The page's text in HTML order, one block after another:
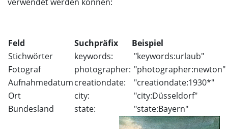
Feld Suchpräfix
Beispiel
Stichwörter
keywords:
"keywords:urlaub"
Fotograf
photographer: "photographer:newton"
Aufnahmedatumcreationdate:
"creationdate:1930*"
Ort
city:
"city:Düsseldorf"
Bundesland
state: "state:Bayern"